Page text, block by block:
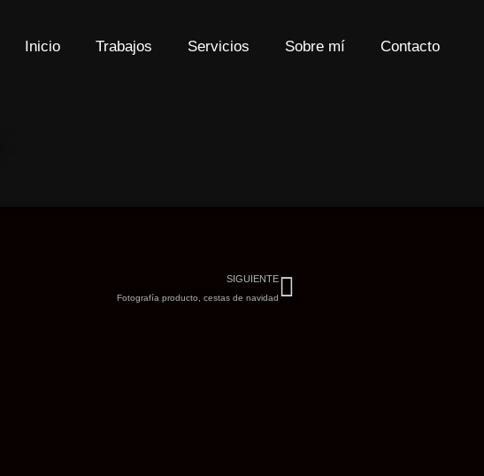
Inicio Trabajos Servicios Sobre mí Contacto
SIGUIENTE
Fotografía producto, cestas de navidad
Siguiente